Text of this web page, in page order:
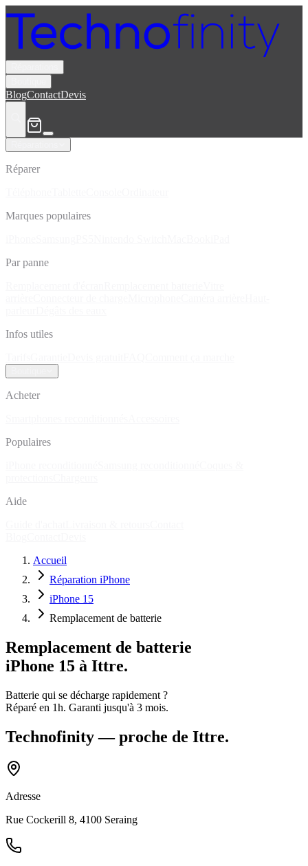
BlogContactDevis
Réparer
Marques populaires
Par panne
Infos utiles
Acheter
Populaires
Aide
Accueil
Réparation iPhone
iPhone 15
Remplacement de batterie
Remplacement de batterie
iPhone 15 à Ittre.
Batterie qui se décharge rapidement ?
Réparé en 1h. Garanti jusqu'à 3 mois.
Technofinity— proche de Ittre.
Adresse
Rue Cockerill 8, 4100 Seraing